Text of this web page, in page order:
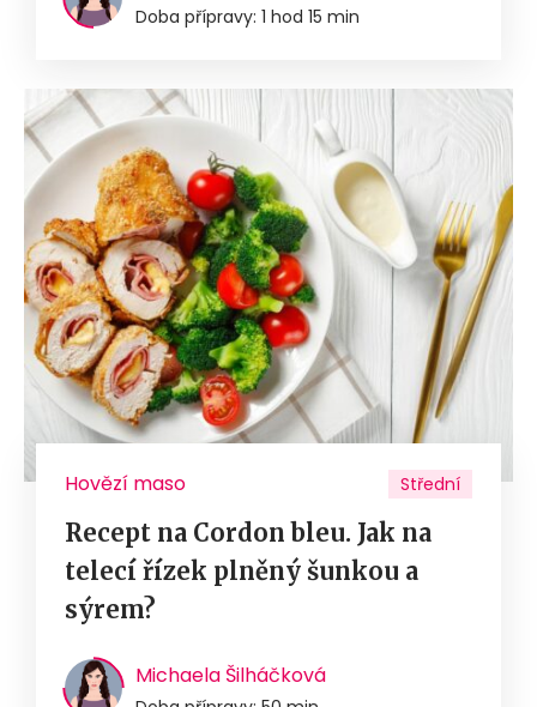
Doba přípravy: 1 hod 15 min
Hovězí maso Střední
Recept na Cordon bleu. Jak na
telecí řízek plněný šunkou a
sýrem?
Michaela Šilháčková